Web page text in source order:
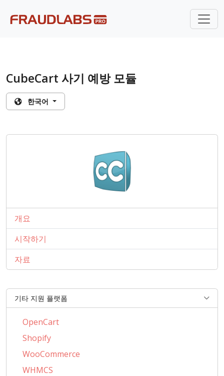
CubeCart 사기 예방 모듈
한국어
개요
시작하기
자료
기타 지원 플랫폼
OpenCart
Shopify
WooCommerce
WHMCS